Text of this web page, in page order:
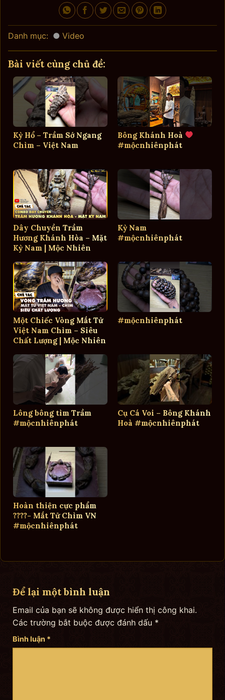
Danh mục: Video
Bài viết cùng chủ đề:
Kỳ Hổ – Trầm Sớ Ngang
Chìm – Việt Nam
Bông Khánh Hoà
#mộcnhiênphát
Dây Chuyền Trầm
Hương Khánh Hòa – Mặt
Kỳ Nam | Mộc Nhiên
Kỳ Nam
#mộcnhiênphát
Một Chiếc Vòng Mắt Tử
Việt Nam Chìm – Siêu
Chất Lượng | Mộc Nhiên
#mộcnhiênphát
Lông bông tìm Trầm
#mộcnhiênphát
Cụ Cá Voi – Bông Khánh
Hoà #mộcnhiênphát
Hoàn thiện cực phẩm
????- Mắt Tử Chìm VN
#mộcnhiênphát
Để lại một bình luận
Email của bạn sẽ không được hiển thị công khai.
Các trường bắt buộc được đánh dấu *
Bình luận *